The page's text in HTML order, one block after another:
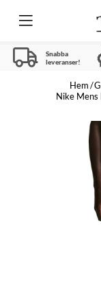
Snabba
leveranser!
Hem
Nike Mens